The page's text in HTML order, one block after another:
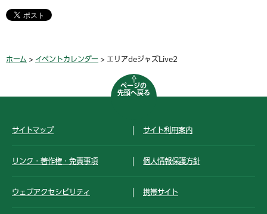
ホーム > イベントカレンダー > エリアdeジャズLive2
ページの
先頭へ戻る
サイトマップ サイト利用案内
リンク・著作権・免責事項 個人情報保護方針
ウェブアクセシビリティ 携帯サイト